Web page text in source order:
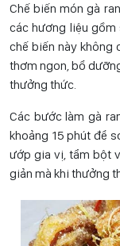
Chế biến món gà
các hương liệu gồm
chế biến này không
thơm ngon, bổ
thưởng thức.
Các bước làm gà
khoảng 15 phút để
ướp gia vị, tẩm bột
giản mà khi thưởng